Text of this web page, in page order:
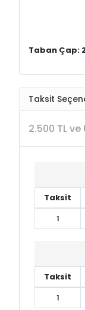
Taban Çap:
Taksit
2.500 TL
Taksit
1
Taksit
1